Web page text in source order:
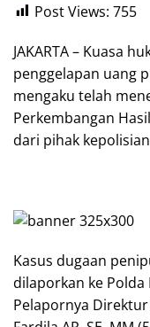
Post Views: 755
JAKARTA – Kuasa
penggelapan uang
mengaku telah
Perkembangan
dari pihak
Kasus dugaan
dilaporkan ke Polda
Pelapornya Direktur